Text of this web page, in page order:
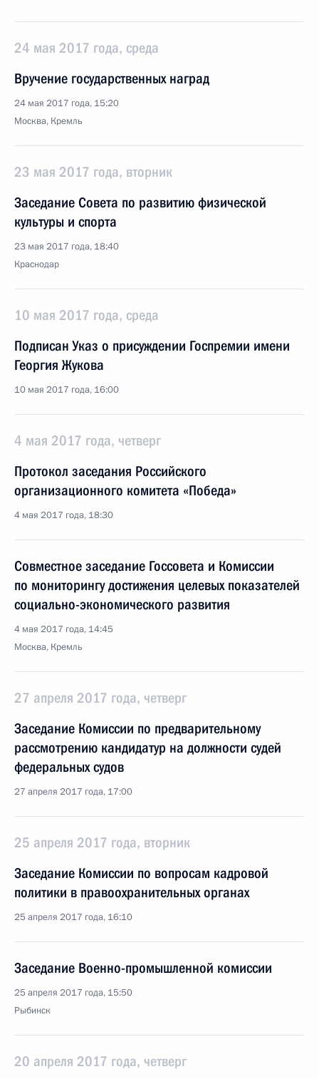
24 мая 2017 года, среда
Вручение государственных наград
24 мая 2017 года, 15:20
Москва, Кремль
23 мая 2017 года, вторник
Заседание Совета по развитию физической
культуры и спорта
23 мая 2017 года, 18:40
Краснодар
10 мая 2017 года, среда
Подписан Указ о присуждении Госпремии имени
Георгия Жукова
10 мая 2017 года, 16:00
4 мая 2017 года, четверг
Протокол заседания Российского
организационного комитета «Победа»
4 мая 2017 года, 18:30
Совместное заседание Госсовета и Комиссии
по мониторингу достижения целевых показателей
социально-экономического развития
4 мая 2017 года, 14:45
Москва, Кремль
27 апреля 2017 года, четверг
Заседание Комиссии по предварительному
рассмотрению кандидатур на должности судей
федеральных судов
27 апреля 2017 года, 17:00
25 апреля 2017 года, вторник
Заседание Комиссии по вопросам кадровой
политики в правоохранительных органах
25 апреля 2017 года, 16:10
Заседание Военно-промышленной комиссии
25 апреля 2017 года, 15:50
Рыбинск
20 апреля 2017 года, четверг